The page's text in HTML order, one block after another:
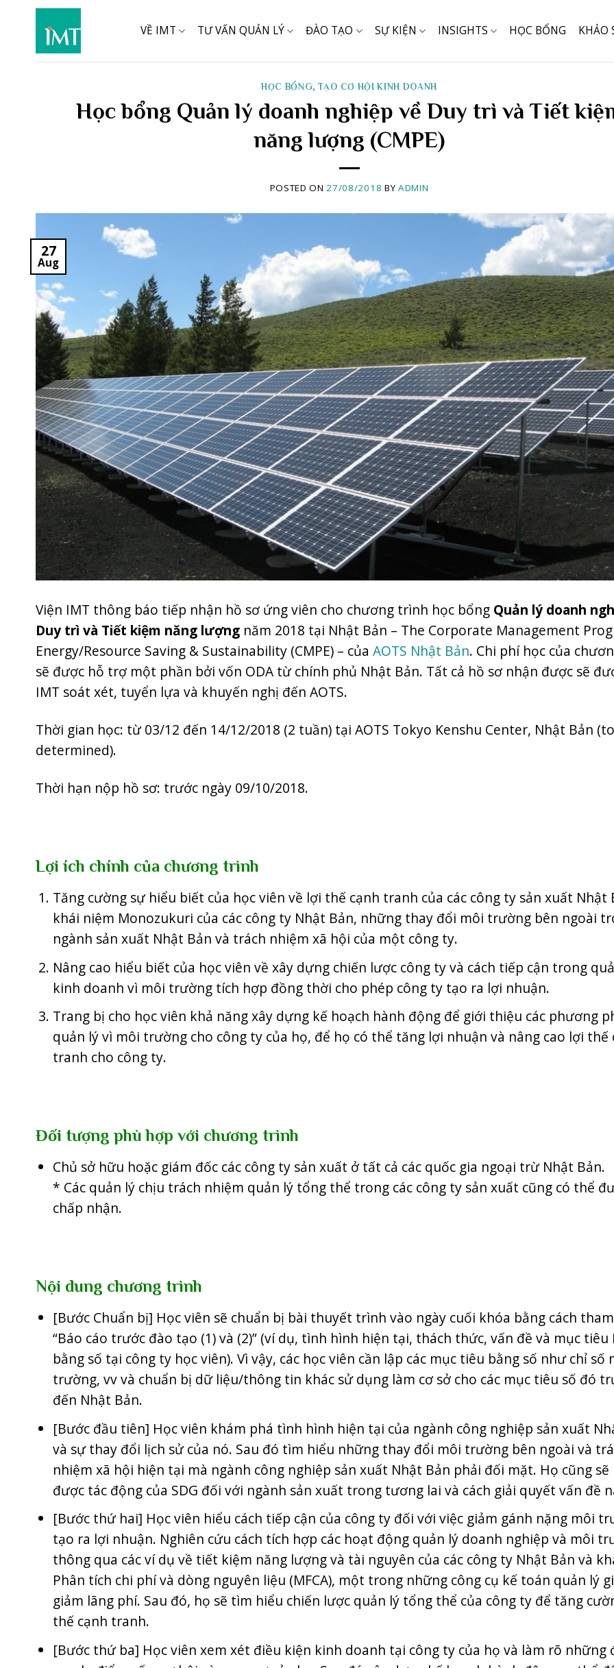
content
VỀ IMT TƯ VẤN QUẢN LÝ ĐÀO TẠO SỰ KIỆN INSIGHTS HỌC BỔNG KHẢO
HỌC BỔNG, TẠO CƠ HỘI KINH DOANH
Học bổng Quản lý doanh nghiệp về Duy trì và Tiết
năng lượng (CMPE)
POSTED ON27/08/2018 BY ADMIN
27
Aug
Viện IMT thông báo tiếp nhận hồ sơ ứng viên cho chương trình học bổng Quản lý doanh
Duy trì và Tiết kiệm năng lượng năm 2018 tại Nhật Bản – The Corporate Management
Energy/Resource Saving & Sustainability (CMPE) – của AOTS Nhật Bản. Chi phí học của
sẽ được hỗ trợ một phần bởi vốn ODA từ chính phủ Nhật Bản. Tất cả hồ sơ nhận được sẽ
IMT soát xét, tuyển lựa và khuyến nghị đến AOTS.
Thời gian học: từ 03/12 đến 14/12/2018 (2 tuần) tại AOTS Tokyo Kenshu Center, Nhật Bản
determined).
Thời hạn nộp hồ sơ: trước ngày 09/10/2018.
Lợi ích chính của chương trình
Tăng cường sự hiểu biết của học viên về lợi thế cạnh tranh của các công ty sản xuất Nhật
khái niệm Monozukuri của các công ty Nhật Bản, những thay đổi môi trường bên ngoài
ngành sản xuất Nhật Bản và trách nhiệm xã hội của một công ty.
Nâng cao hiểu biết của học viên về xây dựng chiến lược công ty và cách tiếp cận trong
kinh doanh vì môi trường tích hợp đồng thời cho phép công ty tạo ra lợi nhuận.
Trang bị cho học viên khả năng xây dựng kế hoạch hành động để giới thiệu các phương
quản lý vì môi trường cho công ty của họ, để họ có thể tăng lợi nhuận và nâng cao lợi thế
tranh cho công ty.
Đối tượng phù hợp với chương trình
Chủ sở hữu hoặc giám đốc các công ty sản xuất ở tất cả các quốc gia ngoại trừ Nhật Bản.
* Các quản lý chịu trách nhiệm quản lý tổng thể trong các công ty sản xuất cũng có thể
chấp nhận.
Nội dung chương trình
[Bước Chuẩn bị] Học viên sẽ chuẩn bị bài thuyết trình vào ngày cuối khóa bằng cách
“Báo cáo trước đào tạo (1) và (2)” (ví dụ, tình hình hiện tại, thách thức, vấn đề và mục tiêu
bằng số tại công ty học viên). Vì vậy, các học viên cần lập các mục tiêu bằng số như chỉ số
trường, vv và chuẩn bị dữ liệu/thông tin khác sử dụng làm cơ sở cho các mục tiêu số đó
đến Nhật Bản.
[Bước đầu tiên] Học viên khám phá tình hình hiện tại của ngành công nghiệp sản xuất
và sự thay đổi lịch sử của nó. Sau đó tìm hiểu những thay đổi môi trường bên ngoài và
nhiệm xã hội hiện tại mà ngành công nghiệp sản xuất Nhật Bản phải đối mặt. Họ cũng sẽ
được tác động của SDG đối với ngành sản xuất trong tương lai và cách giải quyết vấn đề
[Bước thứ hai] Học viên hiểu cách tiếp cận của công ty đối với việc giảm gánh nặng môi
tạo ra lợi nhuận. Nghiên cứu cách tích hợp các hoạt động quản lý doanh nghiệp và môi
thông qua các ví dụ về tiết kiệm năng lượng và tài nguyên của các công ty Nhật Bản và
Phân tích chi phí và dòng nguyên liệu (MFCA), một trong những công cụ kế toán quản lý
giảm lãng phí. Sau đó, họ sẽ tìm hiểu chiến lược quản lý tổng thể của công ty để tăng
thế cạnh tranh.
[Bước thứ ba] Học viên xem xét điều kiện kinh doanh tại công ty của họ và làm rõ những